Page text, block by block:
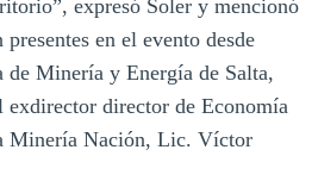
expresó Soler y mencionó
en el evento desde
de Minería y Energía de Salta,
director de Economía
Minería Nación, Lic. Víctor